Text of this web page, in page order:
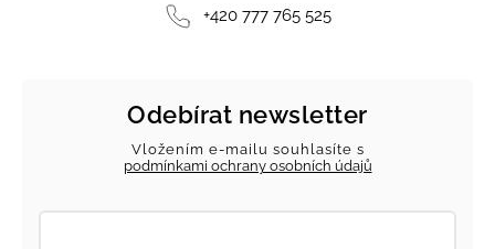
+420 777 765 525
Odebírat newsletter
Vložením e-mailu souhlasíte s
podmínkami ochrany osobních údajů